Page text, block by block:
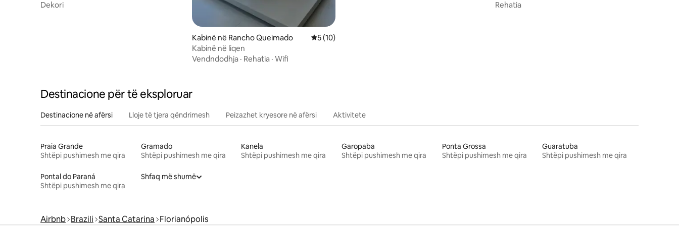
Dekori
Kabinë në Rancho Queimado Vlerësimi mesatar 5 nga 5, 10 vlerësime
5 (10)
Kabinë në liqen
Vendndodhja · Rehatia · Wifi
Rehatia
Destinacione për të eksploruar
Destinacione në afërsi Lloje të tjera qëndrimesh Peizazhet kryesore në afërsi Aktivitete
Praia Grande
Shtëpi pushimesh me qira
Gramado
Shtëpi pushimesh me qira
Kanela
Shtëpi pushimesh me qira
Garopaba
Shtëpi pushimesh me qira
Ponta Grossa
Shtëpi pushimesh me qira
Guaratuba
Shtëpi pushimesh me qira
Pontal do Paraná
Shtëpi pushimesh me qira
Shfaq më shumë
Airbnb Brazili Santa Catarina Florianópolis